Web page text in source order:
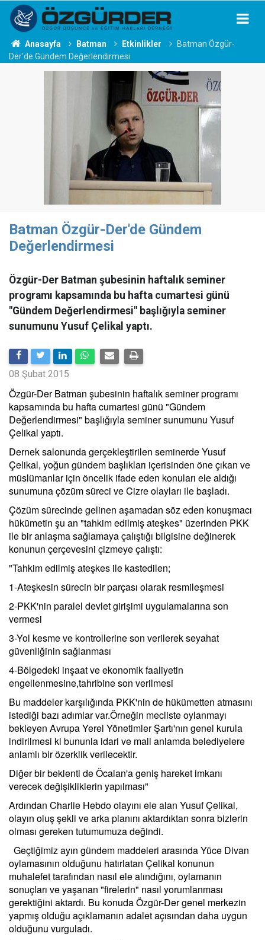
Anasayfa Batman Etkinlikler
Batman Özgür-
Der'de Gündem Değerlendirmesi
Batman Özgür-Der'de Gündem
Değerlendirmesi
Özgür-Der Batman şubesinin haftalık seminer
programı kapsamında bu hafta cumartesi günü
"Gündem Değerlendirmesi" başlığıyla seminer
sunumunu Yusuf Çelikal yaptı.
08 Şubat 2015
Özgür-Der Batman şubesinin haftalık seminer programı
kapsamında bu hafta cumartesi günü "Gündem
Değerlendirmesi" başlığıyla seminer sunumunu Yusuf
Çelikal yaptı.
Dernek salonunda gerçekleştirilen seminerde Yusuf
Çelikal, yoğun gündem başlıkları içerisinden öne çıkan ve
müslümanlar için öncelik ifade eden konuları ele aldığı
sunumuna çözüm süreci ve Cizre olayları ile başladı.
Çözüm sürecinde gelinen aşamadan söz eden konuşmacı
hükümetin şu an "tahkim edilmiş ateşkes" üzerinden PKK
ile bir anlaşma sağlamaya çalıştığı bilgisine değinerek
konunun çerçevesini çizmeye çalıştı:
"Tahkim edilmiş ateşkes ile kastedilen;
1-Ateşkesin sürecin bir parçası olarak resmileşmesi
2-PKK'nin paralel devlet girişimi uygulamalarına son
vermesi
3-Yol kesme ve kontrollerine son verilerek seyahat
güvenliğinin sağlanması
4-Bölgedeki inşaat ve ekonomik faaliyetin
engellenmesine,tahribine son verilmesi
Bu maddeler karşılığında PKK'nin de hükümetten atmasını
istediği bazı adımlar var.Örneğin mecliste oylanmayı
bekleyen Avrupa Yerel Yönetimler Şartı'nın genel kurula
indirilmesi ki bununla idari ve mali anlamda belediyelere
anlamlı bir özerklik verilecektir.
Diğer bir beklenti de Öcalan'a geniş hareket imkanı
verecek değişikliklerin yapılması"
Ardından Charlie Hebdo olayını ele alan Yusuf Çelikal,
olayın oluş şekli ve arka planını aktardıktan sonra bizlerin
olması gereken tutumumuza değindi.
Geçtiğimiz ayın gündem maddeleri arasında Yüce Divan
oylamasının olduğunu hatırlatan Çelikal konunun
muhalefet tarafından nasıl ele alındığını, oylamanın
sonuçları ve yaşanan "firelerin" nasıl yorumlanması
gerektiğini aktardı. Bu konuda Özgür-Der genel merkezin
yapmış olduğu açıklamanın adalet açısından daha uygun
olduğunu vurguladı.